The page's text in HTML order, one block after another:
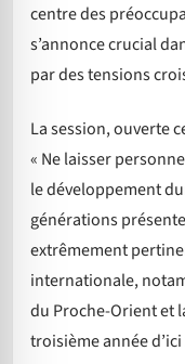
centre des
s’annonce crucial
par des tensions
La session, ouverte
« Ne laisser
le développement
générations
extrêmement
internationale,
du Proche-Orient et
troisième année d’ici